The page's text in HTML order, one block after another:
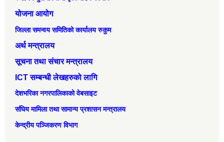
योजना आयोग
जिल्ला समन्वय समितिको कार्यालय रुकुम
अर्थ मन्त्रालय
सूचना तथा संचार मन्त्रालय
ICT सम्बन्धी लेखहरुको लागि
देशभरिका नगरपालिकाको वेबसाइट
संघिय मामिला तथा सामान्‍य प्रशासन मन्त्रालय
केन्द्रीय पञ्जिकरण विभाग